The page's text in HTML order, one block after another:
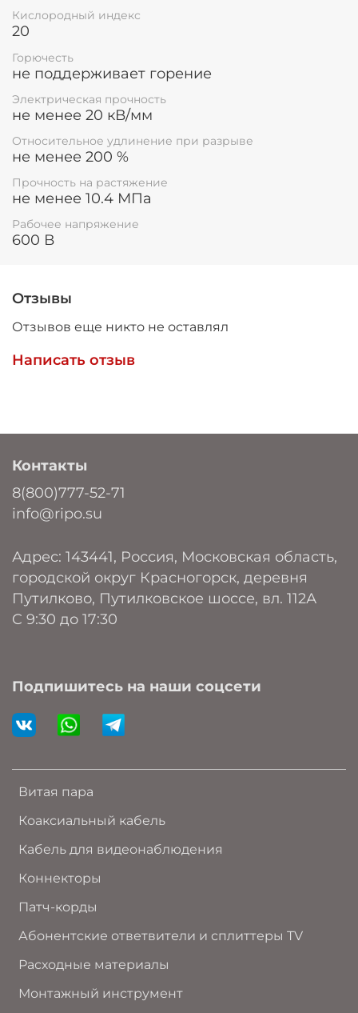
Кислородный индекс
20
Горючесть
не поддерживает горение
Электрическая прочность
не менее 20 кВ/мм
Относительное удлинение при разрыве
не менее 200 %
Прочность на растяжение
не менее 10.4 МПа
Рабочее напряжение
600 В
Отзывы
Отзывов еще никто не оставлял
Написать отзыв
Витая пара
Коаксиальный кабель
Кабель для видеонаблюдения
Коннекторы
Патч-корды
Абонентские ответвители и сплиттеры TV
Расходные материалы
Монтажный инструмент
Контакты
8(800)777-52-71
info@ripo.su
Адрес: 143441, Россия, Московская область,
городской округ Красногорск, деревня
Путилково, Путилковское шоссе, вл. 112А
C 9:30 до 17:30
Подпишитесь на наши соцсети